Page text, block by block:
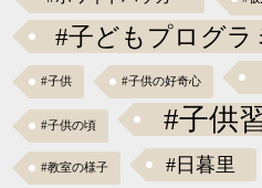
#子どもプログラ
#子供 #子供の好奇心
#子供の頃 #子供
#教室の様子 #日暮里